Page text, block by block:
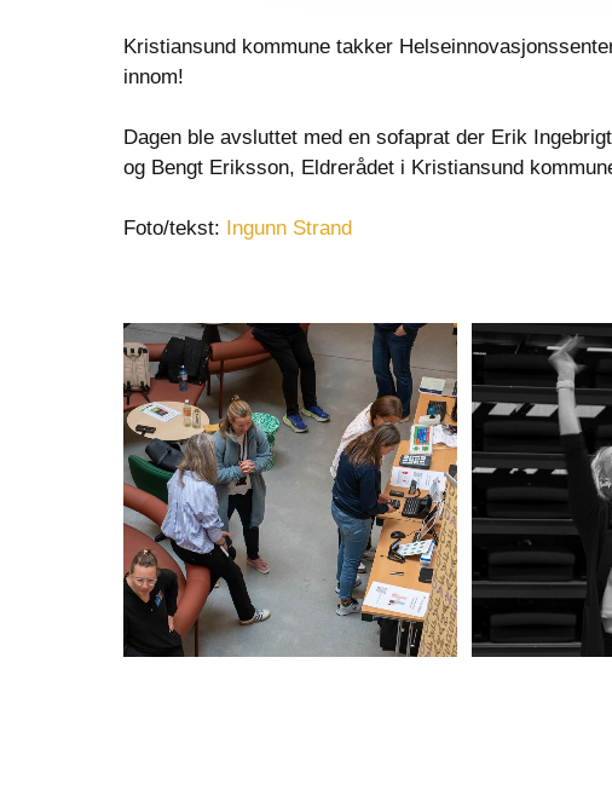
Kristiansund kommune takker
innom!
Dagen ble avsluttet med en sofaprat der Erik
og Bengt Eriksson, Eldrerådet i Kristiansund
Foto/tekst: Ingunn Strand